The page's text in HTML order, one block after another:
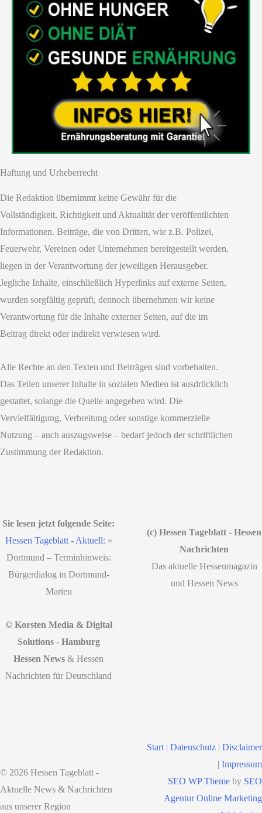
Haftung und Urheberrecht
Die Redaktion übernimmt keine Gewähr für die
Vollständigkeit, Richtigkeit und Aktualität der veröffentlichten
Informationen. Beiträge, die von Dritten, wie z.B. Polizei,
Feuerwehr, Vereinen oder Unternehmen bereitgestellt werden,
liegen in der Verantwortung der jeweiligen Herausgeber.
Jegliche Inhalte, einschließlich Hyperlinks auf externe Seiten,
wurden sorgfältig geprüft, dennoch übernehmen wir keine
Verantwortung für die Inhalte externer Seiten, auf die im
Beitrag direkt oder indirekt verwiesen wird.
Alle Rechte an den Texten und Beiträgen sind vorbehalten.
Das Teilen unserer Inhalte in sozialen Medien ist ausdrücklich
gestattet, solange die Quelle angegeben wird. Die
Vervielfältigung, Verbreitung oder sonstige kommerzielle
Nutzung – auch auszugsweise – bedarf jedoch der schriftlichen
Zustimmung der Redaktion.
Sie lesen jetzt folgende Seite:
Hessen Tageblatt - Aktuell: »
Dortmund – Terminhinweis:
Bürgerdialog in Dortmund-
Marten
(c) Hessen Tageblatt - Hessen
Nachrichten
Das aktuelle Hessenmagazin
und Hessen News
© Korsten Media & Digital
Solutions - Hamburg
Hessen News & Hessen
Nachrichten für Deutschland
© 2026 Hessen Tageblatt -
Aktuelle News & Nachrichten
aus unserer Region
Start | Datenschutz | Disclaimer
| Impressum
SEO WP Theme by SEO
Agentur Online Marketing